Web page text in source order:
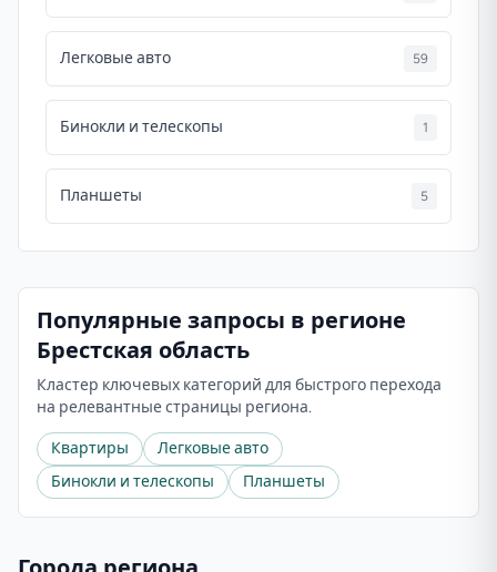
Легковые авто 59
Бинокли и телескопы 1
Планшеты 5
Популярные запросы в регионе
Брестская область
Кластер ключевых категорий для быстрого перехода
на релевантные страницы региона.
Квартиры
Легковые авто
Бинокли и телескопы
Планшеты